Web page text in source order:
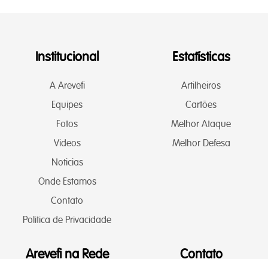
Institucional
A Arevefi
Equipes
Fotos
Videos
Noticias
Onde Estamos
Contato
Politica de Privacidade
Estatísticas
Artilheiros
Cartões
Melhor Ataque
Melhor Defesa
Arevefi na Rede Contato